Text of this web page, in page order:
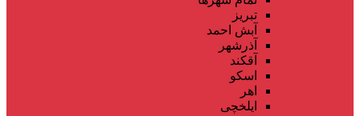
تبریز
آبش احمد
آذرشهر
آقکند
اسکو
اهر
ایلخچی